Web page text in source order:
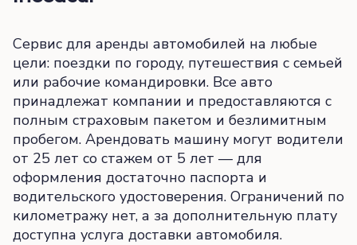
Сервис для аренды автомобилей на любые
цели: поездки по городу, путешествия с семьей
или рабочие командировки. Все авто
принадлежат компании и предоставляются с
полным страховым пакетом и безлимитным
пробегом. Арендовать машину могут водители
от 25 лет со стажем от 5 лет — для
оформления достаточно паспорта и
водительского удостоверения. Ограничений по
километражу нет, а за дополнительную плату
доступна услуга доставки автомобиля.